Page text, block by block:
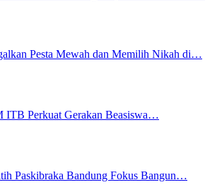
Pesta Mewah dan Memilih Nikah di…
ITB Perkuat Gerakan Beasiswa…
Paskibraka Bandung Fokus Bangun…